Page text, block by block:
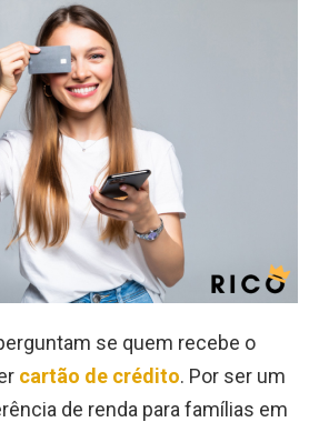
se quem recebe o
cartão de crédito. Por ser um
de renda para famílias em